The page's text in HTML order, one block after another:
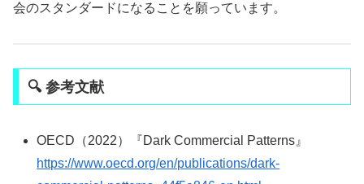
会のスタンダードになることを願っています。
🔍 参考文献
OECD（2022）『Dark Commercial Patterns』
https://www.oecd.org/en/publications/dark-